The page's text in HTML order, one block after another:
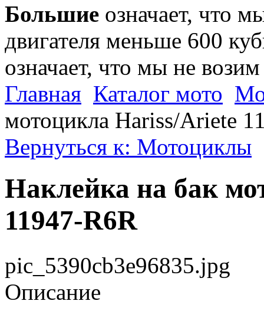
Большие означает, что
двигателя меньше 600
означает, что мы не
Главная Каталог мото
мотоцикла Hariss/Ariete
Вернуться к: Мотоциклы
Наклейка на бак
11947-R6R
pic_5390cb3e96835.jpg
Описание